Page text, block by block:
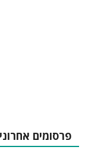
פרסומים